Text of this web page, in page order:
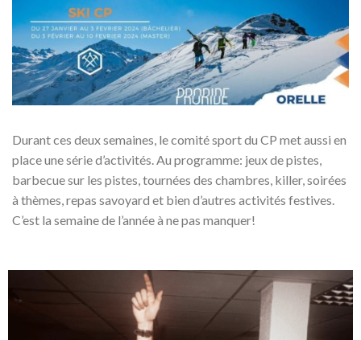
Durant ces deux semaines, le comité sport du CP met aussi en
place une série d’activités. Au programme: jeux de pistes,
barbecue sur les pistes, tournées des chambres, killer, soirées
à thèmes, repas savoyard et bien d’autres activités festives.
C’est la semaine de l’année à ne pas manquer!